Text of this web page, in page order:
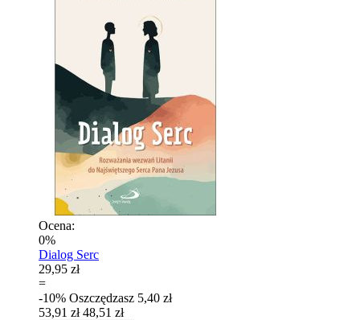
Ocena:
0%
Dialog Serc
29,95 zł
=
-10% Oszczędzasz 5,40 zł
53,91 zł 48,51 zł